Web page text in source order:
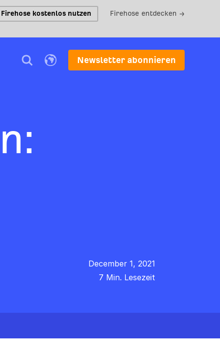
Firehose kostenlos nutzen Firehose entdecken →
Newsletter abonnieren
December 1, 2021
7 Min. Lesezeit